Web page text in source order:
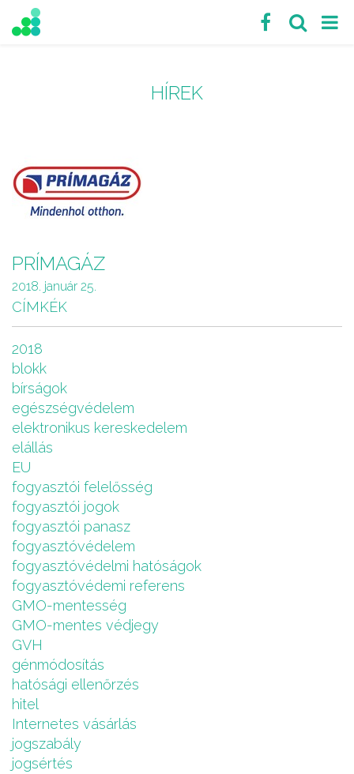
HÍREK
PRÍMAGÁZ
2018. január 25.
CÍMKÉK
2018
blokk
bírságok
egészségvédelem
elektronikus kereskedelem
elállás
EU
fogyasztói felelősség
fogyasztói jogok
fogyasztói panasz
fogyasztóvédelem
fogyasztóvédelmi hatóságok
fogyasztóvédemi referens
GMO-mentesség
GMO-mentes védjegy
GVH
génmódosítás
hatósági ellenőrzés
hitel
Internetes vásárlás
jogszabály
jogsértés